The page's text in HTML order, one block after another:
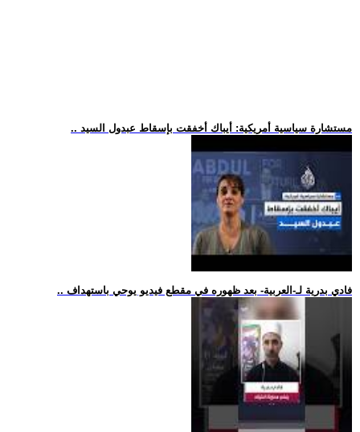
.. مستشارة سياسية أمريكية: أيباك أخفقت بإسقاط عبدول السيد
.. فادي بدرية لـ-العربية- بعد ظهوره في مقطع فيديو يوحي باستهداف